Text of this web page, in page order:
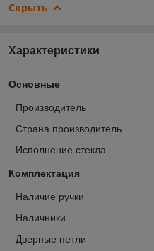
Скрыть
Характеристики
Основные
Производитель
Страна производитель
Исполнение стекла
Комплектация
Наличие ручки
Наличники
Дверные петли